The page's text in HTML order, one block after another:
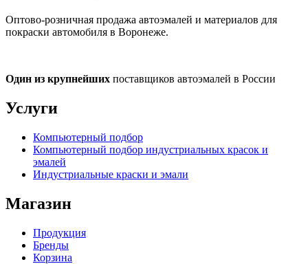
Оптово-розничная продажа автоэмалей и материалов для
покраски автомобиля в Воронеже.
Один из крупнейших поставщиков автоэмалей в России
Услуги
Компьютерный подбор
Компьютерный подбор индустриальных красок и
эмалей
Индустриальные краски и эмали
Магазин
Продукция
Бренды
Корзина